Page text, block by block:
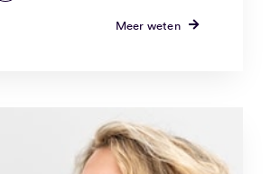
Meer weten